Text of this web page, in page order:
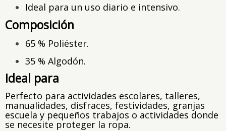
Ideal para un uso diario e intensivo.
Composición
65 % Poliéster.
35 % Algodón.
Ideal para
Perfecto para actividades escolares, talleres,
manualidades, disfraces, festividades, granjas
escuela y pequeños trabajos o actividades donde
se necesite proteger la ropa.